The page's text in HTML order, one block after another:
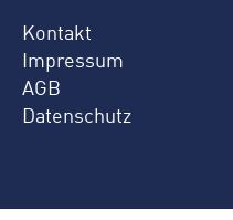
Kontakt
Impressum
AGB
Datenschutz